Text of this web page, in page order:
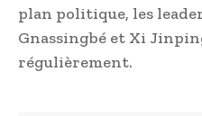
plan politique, les
Gnassingbé et Xi
régulièrement.